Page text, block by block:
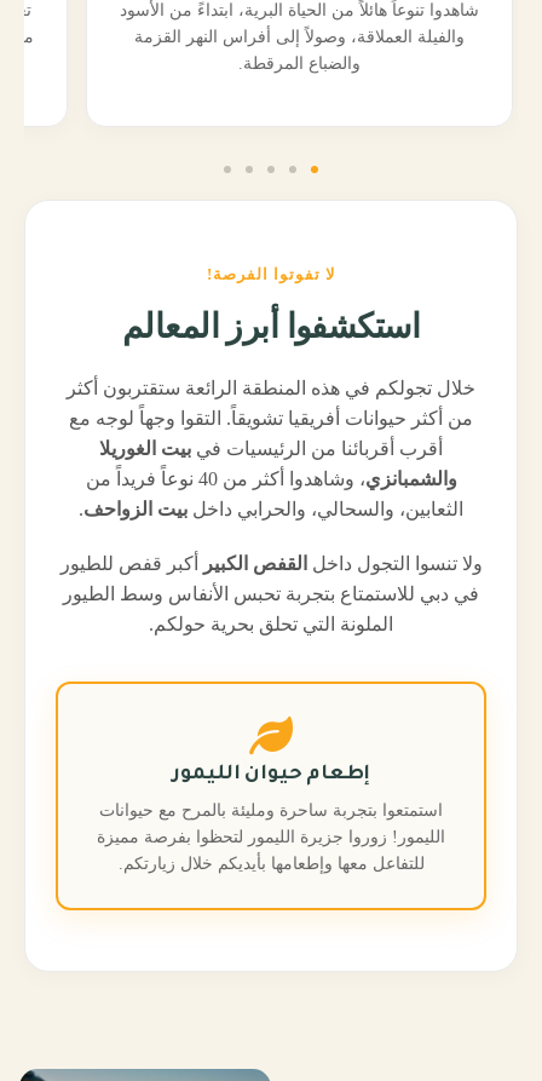
شاهدوا تنوعاً هائلاً من الحياة البرية، ابتداءً من الأسود
والفيلة العملاقة، وصولاً إلى أفراس النهر القزمة
والضباع المرقطة.
لا تفوتوا الفرصة!
استكشفوا أبرز المعالم
خلال تجولكم في هذه المنطقة الرائعة ستقتربون أكثر
من أكثر حيوانات أفريقيا تشويقاً. التقوا وجهاً لوجه مع
أقرب أقربائنا من الرئيسيات في بيت الغوريلا
والشمبانزي
، وشاهدوا أكثر من 40 نوعاً فريداً من
الثعابين، والسحالي، والحرابي داخل بيت الزواحف.
ولا تنسوا التجول داخل القفص الكبير
أكبر قفص للطيور
في دبي للاستمتاع بتجربة تحبس الأنفاس وسط الطيور
الملونة التي تحلق بحرية حولكم.
إطعام حيوان الليمور
استمتعوا بتجربة ساحرة ومليئة بالمرح مع حيوانات
الليمور! زوروا جزيرة الليمور لتحظوا بفرصة مميزة
للتفاعل معها وإطعامها بأيديكم خلال زيارتكم.